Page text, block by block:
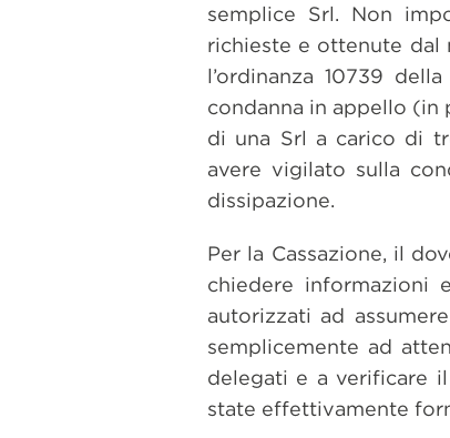
semplice Srl. Non
richieste e ottenute dal
l’ordinanza 10739
condanna in appello (in
di una Srl a carico di
avere vigilato sulla
dissipazione.
Per la Cassazione, il
chiedere informazioni
autorizzati ad
semplicemente ad
delegati e a verificare
state effettivamente